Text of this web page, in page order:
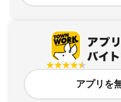
アプリを